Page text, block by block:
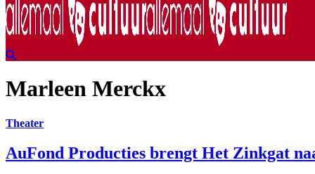
Marleen Merckx
Theater
AuFond Producties brengt Het Zinkgat